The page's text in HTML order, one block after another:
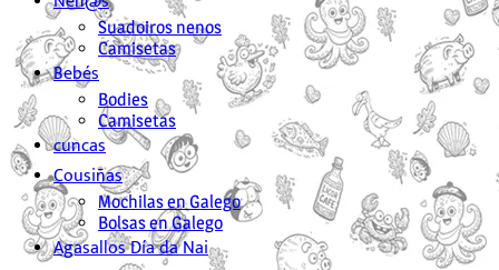
Suadoiros nenos
Camisetas
Bebés
Bodies
Camisetas
cuncas
Cousiñas
Mochilas en Galego
Bolsas en Galego
Agasallos Día da Nai